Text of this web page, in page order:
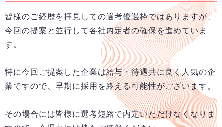
皆様のご経歴を拝見しての選考優遇枠ではありますが、
今回の提案と並行して各社内定者の確保を進めていま
す。
特に今回ご提案した企業は給与・待遇共に良く人気の企
業ですので、早期に採用を終える可能性がございます。
その場合には皆様に選考短縮で内定いただけなくなりま